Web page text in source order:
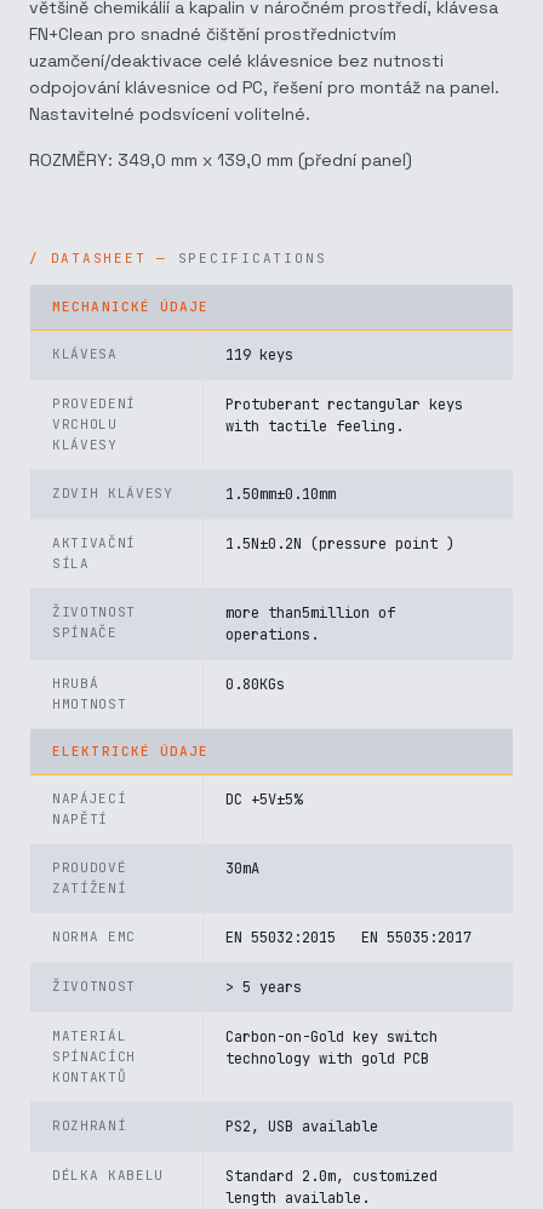
většině chemikálií a kapalin v náročném prostředí, klávesa
FN+Clean pro snadné čištění prostřednictvím
uzamčení/deaktivace celé klávesnice bez nutnosti
odpojování klávesnice od PC, řešení pro montáž na panel.
Nastavitelné podsvícení volitelné.
ROZMĚRY: 349,0 mm x 139,0 mm (přední panel)
SPECIFICATIONS
MECHANICKÉ ÚDAJE
KLÁVESA 119 keys
PROVEDENÍ
VRCHOLU
KLÁVESY
Protuberant rectangular keys
with tactile feeling.
ZDVIH KLÁVESY 1.50mm±0.10mm
AKTIVAČNÍ
SÍLA
1.5N±0.2N (pressure point )
ŽIVOTNOST
SPÍNAČE
more than5million of
operations.
HRUBÁ
HMOTNOST
0.80KGs
ELEKTRICKÉ ÚDAJE
NAPÁJECÍ
NAPĚTÍ
DC +5V±5%
PROUDOVÉ
ZATÍŽENÍ
30mA
NORMA EMC EN 55032:2015 EN 55035:2017
ŽIVOTNOST > 5 years
MATERIÁL
SPÍNACÍCH
KONTAKTŮ
Carbon-on-Gold key switch
technology with gold PCB
ROZHRANÍ PS2, USB available
DÉLKA KABELU
Standard 2.0m, customized
length available.